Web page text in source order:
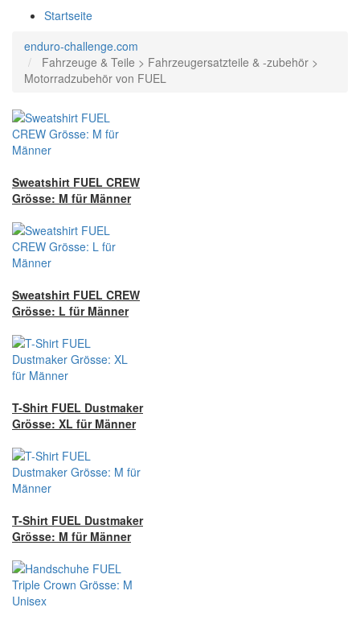
Startseite
enduro-challenge.com
Fahrzeuge & Teile > Fahrzeugersatzteile & -zubehör >
Motorradzubehör von FUEL
Sweatshirt FUEL CREW
Grösse: M für Männer
Sweatshirt FUEL CREW
Grösse: L für Männer
T-Shirt FUEL Dustmaker
Grösse: XL für Männer
T-Shirt FUEL Dustmaker
Grösse: M für Männer